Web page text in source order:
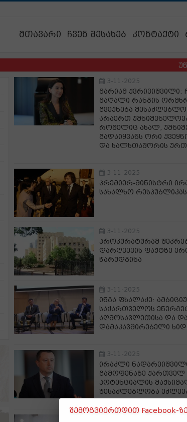
მთავარი ჩვენ შესახებ კონტაქტი
უწყება
3-11-2025
მარიამ ქვრივიშვილი:
მაღალი რანგის
გვექნება
არაერთ
რომელიც ახალ,
გადაიყვანს ორი
და ხალხთაშორის
3-11-2025
პრემიერ-მინისტრი
სახალხო რესპუბლიკას
3-11-2025
პროკურატურამ
დარღვევის ფაქტზე
წარუდგინა
3-11-2025
ინგა ფხალაძე:
საქართველოს
აღმოსავლეთისა და
დამაკავშირებელი
3-11-2025
ირაკლი
გამოფენაზე ქართველ
პოტენციალის
შესაძლებლობა
შემოგვიერთდით Facebook-